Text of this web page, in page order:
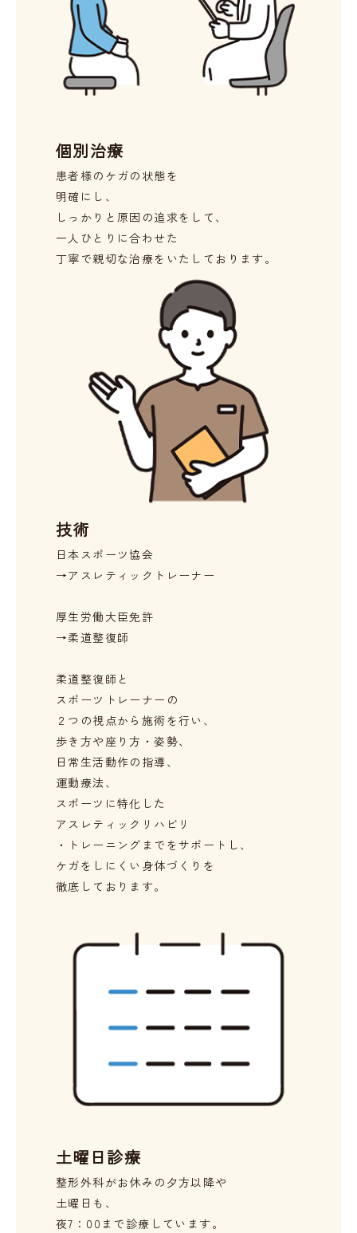
個別治療
患者様のケガの状態を
明確にし、
しっかりと原因の追求をして、
一人ひとりに合わせた
丁寧で親切な治療をいたしております。
技術
日本スポーツ協会
→アスレティックトレーナー
厚生労働大臣免許
→柔道整復師
柔道整復師と
スポーツトレーナーの
２つの視点から施術を行い、
歩き方や座り方・姿勢、
日常生活動作の指導、
運動療法、
スポーツに特化した
アスレティックリハビリ
・トレーニングまでをサポートし、
ケガをしにくい身体づくりを
徹底しております。
土曜日診療
整形外科がお休みの夕方以降や
土曜日も、
夜7：00まで診療しています。